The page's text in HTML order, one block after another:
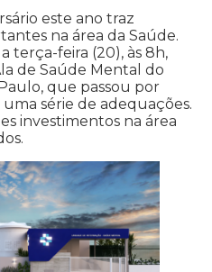
este ano traz
na área da Saúde.
terça-feira (20), às 8h,
de Saúde Mental do
que passou por
série de adequações.
investimentos na área